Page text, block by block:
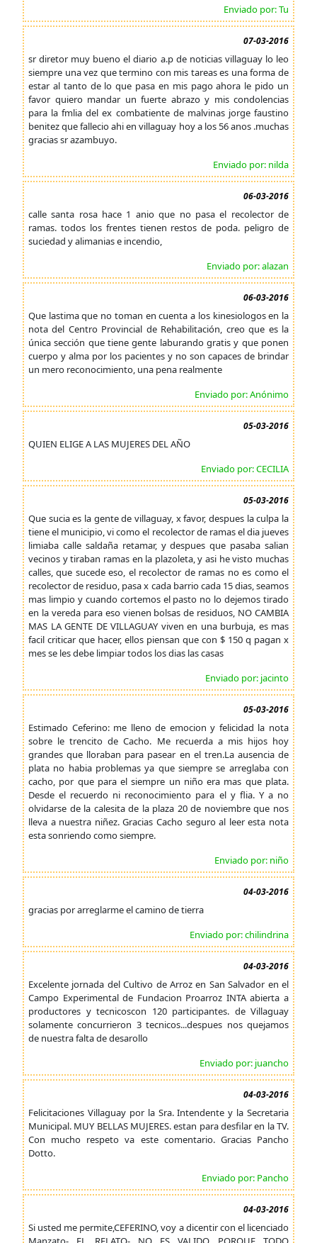
Enviado por: Tu
07-03-2016
sr diretor muy bueno el diario a.p de noticias villaguay lo leo
siempre una vez que termino con mis tareas es una forma de
estar al tanto de lo que pasa en mis pago ahora le pido un
favor quiero mandar un fuerte abrazo y mis condolencias
para la fmlia del ex combatiente de malvinas jorge faustino
benitez que fallecio ahi en villaguay hoy a los 56 anos .muchas
gracias sr azambuyo.
Enviado por: nilda
06-03-2016
calle santa rosa hace 1 anio que no pasa el recolector de
ramas. todos los frentes tienen restos de poda. peligro de
suciedad y alimanias e incendio,
Enviado por: alazan
06-03-2016
Que lastima que no toman en cuenta a los kinesiologos en la
nota del Centro Provincial de Rehabilitación, creo que es la
única sección que tiene gente laburando gratis y que ponen
cuerpo y alma por los pacientes y no son capaces de brindar
un mero reconocimiento, una pena realmente
Enviado por: Anónimo
05-03-2016
QUIEN ELIGE A LAS MUJERES DEL AÑO
Enviado por: CECILIA
05-03-2016
Que sucia es la gente de villaguay, x favor, despues la culpa la
tiene el municipio, vi como el recolector de ramas el dia jueves
limiaba calle saldaña retamar, y despues que pasaba salian
vecinos y tiraban ramas en la plazoleta, y asi he visto muchas
calles, que sucede eso, el recolector de ramas no es como el
recolector de residuo, pasa x cada barrio cada 15 dias, seamos
mas limpio y cuando cortemos el pasto no lo dejemos tirado
en la vereda para eso vienen bolsas de residuos, NO CAMBIA
MAS LA GENTE DE VILLAGUAY viven en una burbuja, es mas
facil criticar que hacer, ellos piensan que con $ 150 q pagan x
mes se les debe limpiar todos los dias las casas
Enviado por: jacinto
05-03-2016
Estimado Ceferino: me lleno de emocion y felicidad la nota
sobre le trencito de Cacho. Me recuerda a mis hijos hoy
grandes que lloraban para pasear en el tren.La ausencia de
plata no habia problemas ya que siempre se arreglaba con
cacho, por que para el siempre un niño era mas que plata.
Desde el recuerdo ni reconocimiento para el y flia. Y a no
olvidarse de la calesita de la plaza 20 de noviembre que nos
lleva a nuestra niñez. Gracias Cacho seguro al leer esta nota
esta sonriendo como siempre.
Enviado por: niño
04-03-2016
gracias por arreglarme el camino de tierra
Enviado por: chilindrina
04-03-2016
Excelente jornada del Cultivo de Arroz en San Salvador en el
Campo Experimental de Fundacion Proarroz INTA abierta a
productores y tecnicoscon 120 participantes. de Villaguay
solamente concurrieron 3 tecnicos...despues nos quejamos
de nuestra falta de desarollo
Enviado por: juancho
04-03-2016
Felicitaciones Villaguay por la Sra. Intendente y la Secretaria
Municipal. MUY BELLAS MUJERES. estan para desfilar en la TV.
Con mucho respeto va este comentario. Gracias Pancho
Dotto.
Enviado por: Pancho
04-03-2016
Si usted me permite,CEFERINO, voy a dicentir con el licenciado